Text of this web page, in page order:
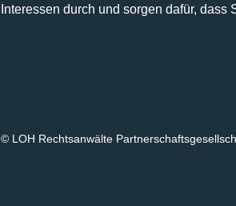
Interessen durch und sorgen dafür, dass
© LOH Rechtsanwälte